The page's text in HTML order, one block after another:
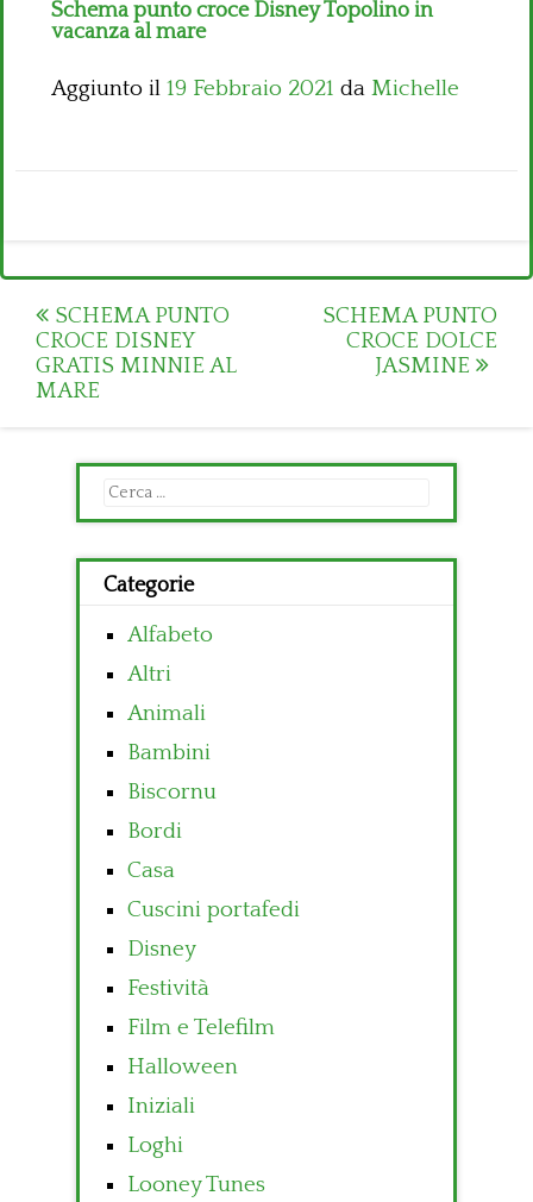
Schema punto croce Disney Topolino in
vacanza al mare
Aggiunto il 19 Febbraio 2021 da Michelle
Post
navigation
SCHEMA PUNTO
CROCE DISNEY
GRATIS MINNIE AL
MARE
SCHEMA PUNTO
CROCE DOLCE
JASMINE
Ricerca
per:
Categorie
Alfabeto
Altri
Animali
Bambini
Biscornu
Bordi
Casa
Cuscini portafedi
Disney
Festività
Film e Telefilm
Halloween
Iniziali
Loghi
Looney Tunes